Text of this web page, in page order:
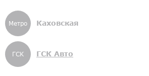
Метро Каховская
ГСК ГСК Авто